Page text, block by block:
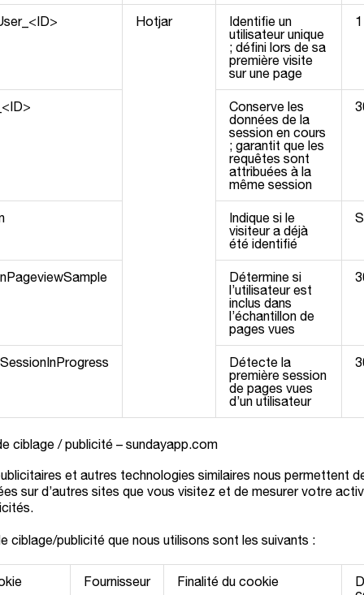
Hotjar
Identifie un
utilisateur unique
; défini lors de sa
première visite
sur une page
Conserve les
données de la
session en cours
; garantit que les
requêtes sont
attribuées à la
même session
Indique si le
visiteur a déjà
été identifié
Détermine si
l’utilisateur est
inclus dans
l’échantillon de
pages vues
Détecte la
première session
de pages vues
d’un utilisateur
ciblage / publicité – sundayapp.com
et autres technologies similaires nous permettent
sur d’autres sites que vous visitez et de mesurer votre
ciblage/publicité que nous utilisons sont les suivants :
Fournisseur Finalité du cookie